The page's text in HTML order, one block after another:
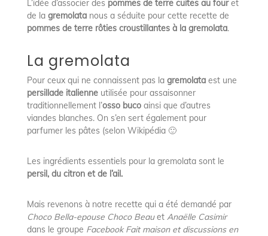
L’idée d’associer des pommes de terre cuites au fouret
de la gremolatanous a séduite pour cette recette de
pommes de terre rôties croustillantes à la gremolata.
La gremolata
Pour ceux qui ne connaissent pas la gremolataest une
persillade italienneutilisée pour assaisonner
traditionnellement l’osso bucoainsi que d’autres
viandes blanches. On s’en sert également pour
parfumer les pâtes (selon Wikipédia 🙂
Les ingrédients essentiels pour la gremolata sont le
persil, du citron et de l’ail.
Mais revenons à notre recette qui a été demandé par
Choco Bella-epouse Choco Beauet Anaëlle Casimir
dans le groupe Facebook Fait maison et discussions en